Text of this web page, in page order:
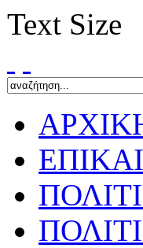
Text Size